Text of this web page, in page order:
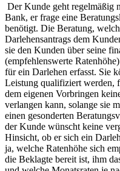
Der Kunde geht regelmäßig
Bank, er frage eine
benötigt. Die Beratung,
Darlehensantrags dem
sie den Kunden über seine
(empfehlenswerte
für ein Darlehen erfasst. Sie
Leistung qualifiziert werden,
dem eigenen Vorbringen
verlangen kann, solange sie
einen gesonderten
der Kunde wünscht keine
Hinsicht, ob er sich ein
ja, welche Ratenhöhe sich
die Beklagte bereit ist, ihm